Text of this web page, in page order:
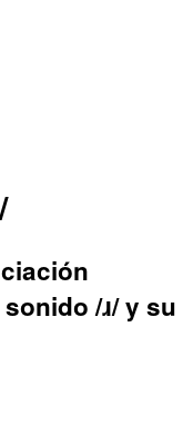
/ɹ/ y su